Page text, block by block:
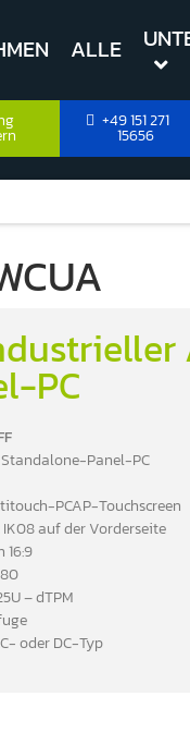
ALLE
+49 151 271
15656
PC
Standalone-Panel-PC
PCAP-Touchscreen
auf der Vorderseite
16:9
– dTPM
oder DC-Typ